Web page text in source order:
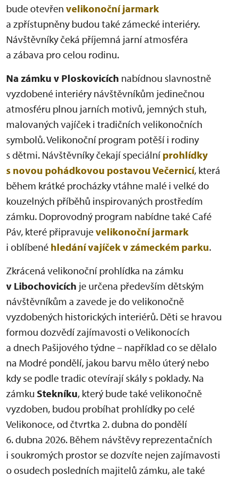
bude otevřen velikonoční jarmark
a zpřístupněny budou také zámecké interiéry.
Návštěvníky čeká příjemná jarní atmosféra
a zábava pro celou rodinu.
Na zámku v Ploskovicích nabídnou slavnostně
vyzdobené interiéry návštěvníkům jedinečnou
atmosféru plnou jarních motivů, jemných stuh,
malovaných vajíček i tradičních velikonočních
symbolů. Velikonoční program potěší i rodiny
s dětmi. Návštěvníky čekají speciální prohlídky
s novou pohádkovou postavou Večernicí, která
během krátké procházky vtáhne malé i velké do
kouzelných příběhů inspirovaných prostředím
zámku. Doprovodný program nabídne také Café
Páv, které připravujevelikonoční jarmark
i oblíbené hledání vajíček v zámeckém parku.
Zkrácená velikonoční prohlídka na zámku
v Libochovicích je určena především dětským
návštěvníkům a zavede je do velikonočně
vyzdobených historických interiérů. Děti se hravou
formou dozvědí zajímavosti o Velikonocích
a dnech Pašijového týdne – například co se dělalo
na Modré pondělí, jakou barvu mělo úterý nebo
kdy se podle tradic otevírají skály s poklady. Na
zámku Stekníku, který bude také velikonočně
vyzdoben, budou probíhat prohlídky po celé
Velikonoce, od čtvrtka 2. dubna do pondělí
6. dubna 2026. Během návštěvy reprezentačních
i soukromých prostor se dozvíte nejen zajímavosti
o osudech posledních majitelů zámku, ale také